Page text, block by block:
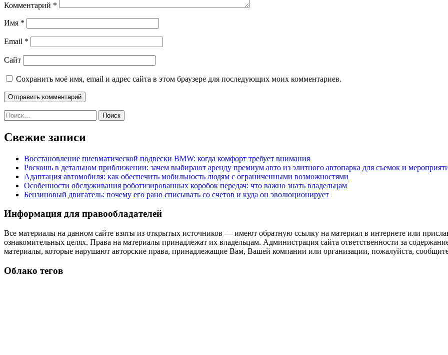
Комментарий *
Имя *
Email *
Сайт
Сохранить моё имя, email и адрес сайта в этом браузере для последующих моих комментариев.
Найти:
Свежие записи
Восстановление пневматической подвески BMW: когда комфорт требует внимания
Роскошь в детальном приближении: зачем выбирают аренду премиум авто из элитного автопарка для съемок и
Адаптация автомобиля: как обеспечить мобильность людям с ограниченными возможностями
Особенности обслуживания роботизированных коробок передач: что важно знать владельцам
Бензиновый двигатель: почему его рано списывать со счетов и куда он эволюционирует
Информация для правообладателей
Все материалы на данном сайте взяты из открытых источников — имеют обратную ссылку на материал в интернете или
ознакомительных целях. Права на материалы принадлежат их владельцам. Администрация сайта ответственности за
материалы, которые нарушают авторские права, принадлежащие Вам, Вашей компании или организации, пожалуйста,
Облако тегов